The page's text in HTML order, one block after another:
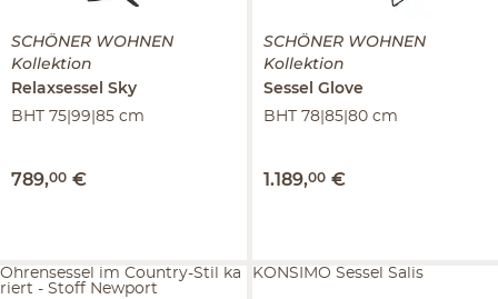
SCHÖNER WOHNEN
Kollektion
Relaxsessel Sky
BHT 75|99|85 cm
789,00 €
SCHÖNER WOHNEN
Kollektion
Sessel Glove
BHT 78|85|80 cm
1.189,00 €
Ohrensessel im Country-Stil ka
riert - Stoff Newport
KONSIMO Sessel Salis